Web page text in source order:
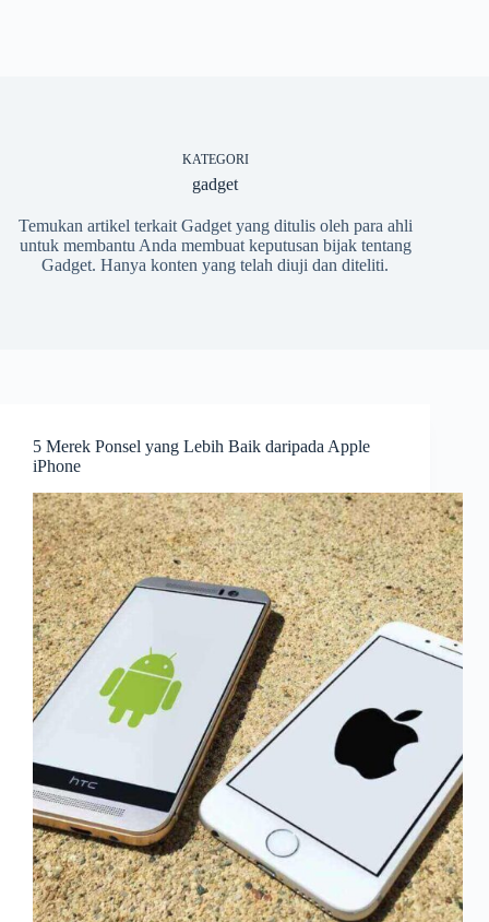
KATEGORI
gadget
Temukan artikel terkait Gadget yang ditulis oleh para ahli
untuk membantu Anda membuat keputusan bijak tentang
Gadget. Hanya konten yang telah diuji dan diteliti.
5 Merek Ponsel yang Lebih Baik daripada Apple
iPhone